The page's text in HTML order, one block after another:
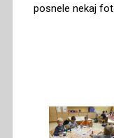
posnele nekaj